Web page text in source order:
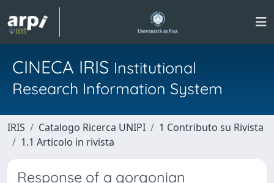
CINECA IRIS Institutional
Research Information System
IRIS Catalogo Ricerca UNIPI
1 Contributo su Rivista
1.1 Articolo in rivista
Response of a gorgonian